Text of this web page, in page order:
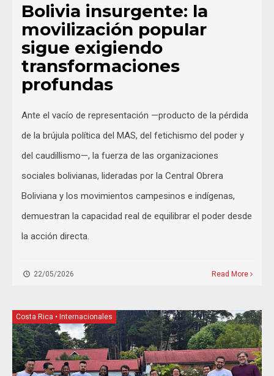
Bolivia insurgente: la
movilización popular
sigue exigiendo
transformaciones
profundas
Ante el vacío de representación —producto de la pérdida
de la brújula política del MAS, del fetichismo del poder y
del caudillismo—, la fuerza de las organizaciones
sociales bolivianas, lideradas por la Central Obrera
Boliviana y los movimientos campesinos e indígenas,
demuestran la capacidad real de equilibrar el poder desde
la acción directa.
22/05/2026 Read More
Costa Rica • Internacionales